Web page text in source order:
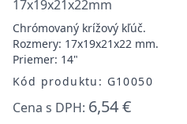
17x19x21x22mm
Chrómovaný krížový kľúč.
Rozmery: 17x19x21x22 mm.
Priemer: 14"
Kód produktu: G10050
Cena s DPH: 6,54 €